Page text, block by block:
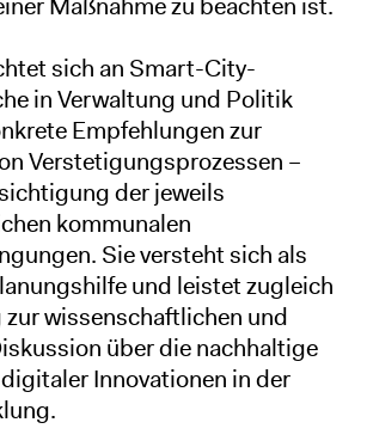
sich an Smart-City-
in Verwaltung und Politik
Empfehlungen zur
Verstetigungsprozessen –
der jeweils
kommunalen
Sie versteht sich als
und leistet zugleich
zur wissenschaftlichen und
über die nachhaltige
Innovationen in der